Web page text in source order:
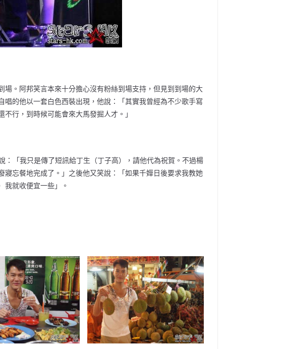
。阿邦笑言本來十分擔心沒有粉絲到場支持，但見到到場的大
的他以一套白色西裝出現，他說：「其實我曾經為不少歌手寫
行，到時候可能會來大馬發掘人才。」
「我只是傳了短訊給丁生（丁子高），請他代為祝賀。不過楊
忘餐地完成了。」之後他又笑說：「如果千嬅日後要求我教她
我就收便宜一些」。